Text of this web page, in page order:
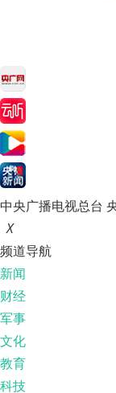
中央广播电视总台
X
频道导航
新闻
财经
军事
文化
教育
科技